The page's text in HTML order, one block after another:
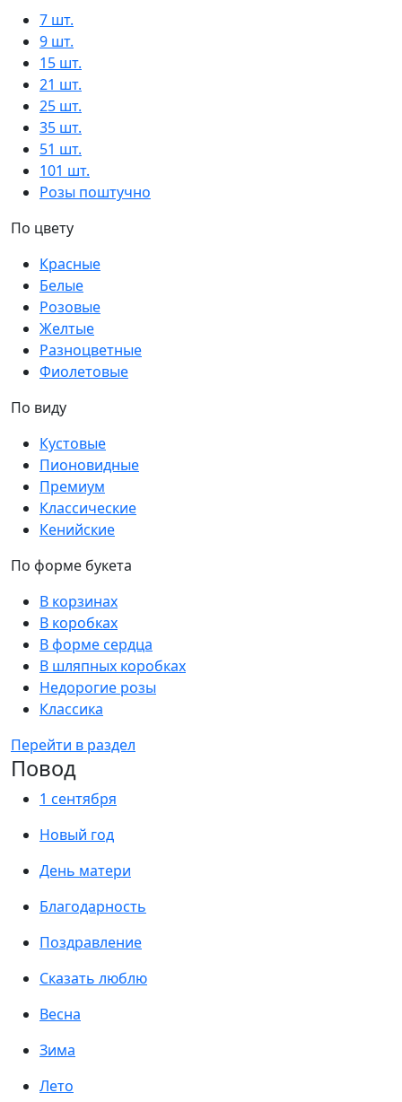
7 шт.
9 шт.
15 шт.
21 шт.
25 шт.
35 шт.
51 шт.
101 шт.
Розы поштучно
По цвету
Красные
Белые
Розовые
Желтые
Разноцветные
Фиолетовые
По виду
Кустовые
Пионовидные
Премиум
Классические
Кенийские
По форме букета
В корзинах
В коробках
В форме сердца
В шляпных коробках
Недорогие розы
Классика
Перейти в раздел
Повод
1 сентября
Новый год
День матери
Благодарность
Поздравление
Сказать люблю
Весна
Зима
Лето